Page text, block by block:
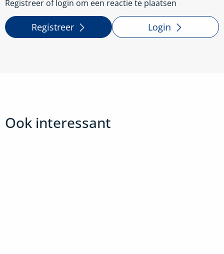
Registreer of login om een reactie te plaatsen
Registreer Login
Ook interessant